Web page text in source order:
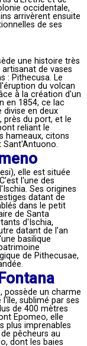
occidentale,
arrivèrent ensuite
de ses
une histoire très
de vases
: Pithecusa. Le
du volcan
à la création d'un
en 1854, ce lac
en deux
près du port, et le
reliant le
hameaux, citons
Sant'Antuono.
elle est située
l'une des
Ses origines
datant de
dans le petit
de Santa
d'Ischia,
datant de l'an
basilique
de Pithecusae,
possède un charme
sublimé par ses
de 400 mètres
Epomeo, elle
plus imprenables
pêcheurs au
dont les baies